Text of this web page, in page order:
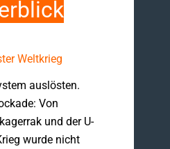
Weltkrieg
auslösten.
Von
und der U-
wurde nicht